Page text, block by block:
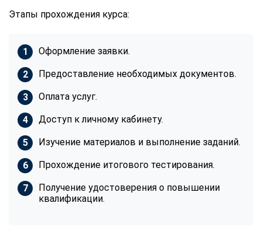
Этапы прохождения курса:
Оформление заявки.
Предоставление необходимых документов.
Оплата услуг.
Доступ к личному кабинету.
Изучение материалов и выполнение заданий.
Прохождение итогового тестирования.
Получение удостоверения о повышении
квалификации.